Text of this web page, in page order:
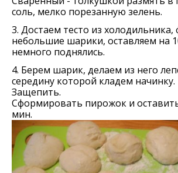
соль, мелко порезанную зелень.
3. Достаем тесто из
небольшие шарики, оставляем на
немного поднялись.
4. Берем шарик, делаем из него
середину которой кладем начинку.
Защепить.
Сформировать пирожок и
мин.